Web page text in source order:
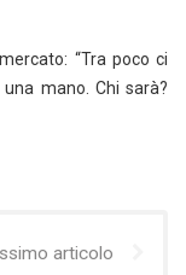
“Tra poco ci
mano. Chi sarà?
articolo